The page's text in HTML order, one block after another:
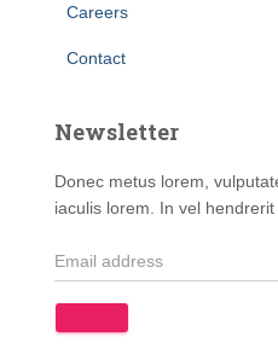
Careers
Contact
Newsletter
Donec metus lorem,
iaculis lorem. In vel hendrerit